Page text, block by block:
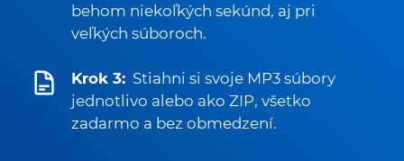
behom niekoľkých sekúnd, aj pri
veľkých súboroch.
Krok 3: Stiahni si svoje MP3 súbory
jednotlivo alebo ako ZIP, všetko
zadarmo a bez obmedzení.